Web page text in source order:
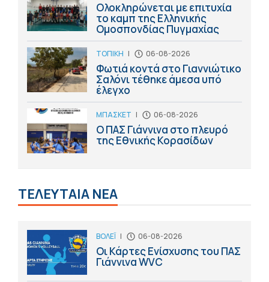
Ολοκληρώνεται με επιτυχία
το καμπ της Ελληνικής
Ομοσπονδίας Πυγμαχίας
ΤΟΠΙΚΗ | 06-08-2026
Φωτιά κοντά στο Γιαννιώτικο
Σαλόνι τέθηκε άμεσα υπό
έλεγχο
ΜΠΑΣΚΕΤ | 06-08-2026
Ο ΠΑΣ Γιάννινα στο πλευρό
της Εθνικής Κορασίδων
ΤΕΛΕΥΤΑΙΑ ΝΕΑ
ΒΟΛΕΪ | 06-08-2026
Οι Κάρτες Ενίσχυσης του ΠΑΣ
Γιάννινα WVC